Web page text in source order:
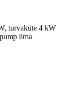
turvaküte 4 kW
ilma